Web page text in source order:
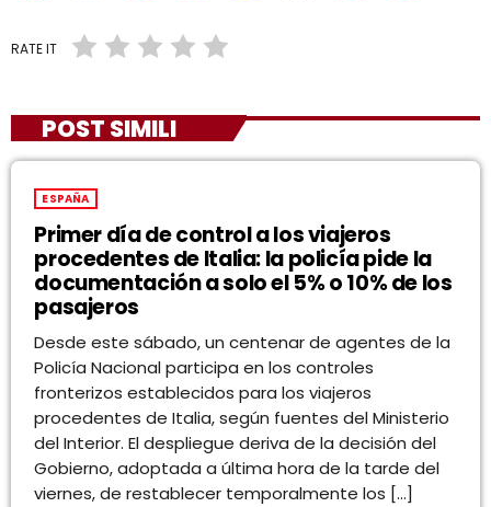
RATE IT
POST SIMILI
ESPAÑA
Primer día de control a los viajeros
procedentes de Italia: la policía pide la
documentación a solo el 5% o 10% de los
pasajeros
Desde este sábado, un centenar de agentes de la
Policía Nacional participa en los controles
fronterizos establecidos para los viajeros
procedentes de Italia, según fuentes del Ministerio
del Interior. El despliegue deriva de la decisión del
Gobierno, adoptada a última hora de la tarde del
viernes, de restablecer temporalmente los […]